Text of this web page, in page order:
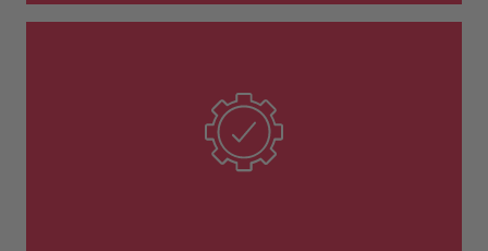
bleiben Maschinen und
Anlagen auf dem neuesten Stand